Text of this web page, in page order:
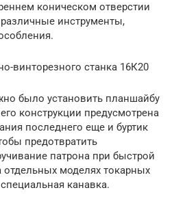
коническом отверстии
инструменты,
винторезного станка 16К20
было установить планшайбу
конструкции предусмотрена
последнего еще и буртик
предотвратить
патрона при быстрой
моделях токарных
канавка.